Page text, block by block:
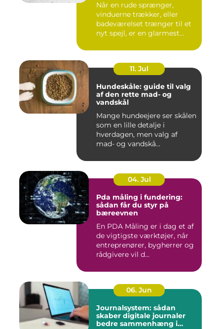
Når en rude sprænger,
vinduerne trækker, eller
badeværelset trænger til et
nyt spejl, er en glarmest...
11. Jul
Hundeskåle: guide til valg
af den rette mad- og
vandskål
Mange hundeejere ser skålen
som en lille detalje i
hverdagen, men valg af
mad- og vandskå...
04. Jul
Pda måling i fundering:
sådan får du styr på
bæreevnen
En PDA Måling er i dag et af
de vigtigste værktøjer, når
entreprenører, bygherrer og
rådgivere vil d...
06. Jun
Journalsystem: sådan
skaber digitale journaler
bedre sammenhæng i